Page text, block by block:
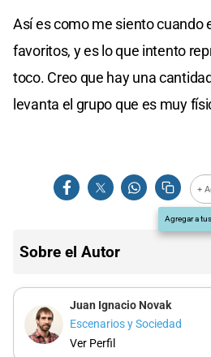
Así es como me siento cuando
favoritos, y es lo que intento
toco. Creo que hay una
levanta el grupo que es muy
+
Agregar a
Sobre el Autor
Juan Ignacio Novak
Escenarios y Sociedad
Ver Perfil